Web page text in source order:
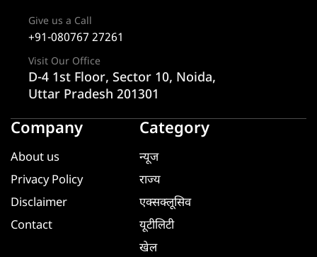
Give us a Call
+91-080767 27261
Visit Our Office
D-4 1st Floor, Sector 10, Noida,
Uttar Pradesh 201301
Company
About us
Privacy Policy
Disclaimer
Contact
Category
न्यूज
राज्य
एक्सक्लूसिव
यूटीलिटी
खेल